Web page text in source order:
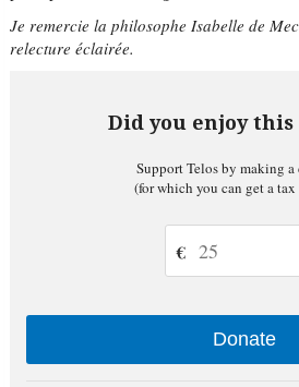
Je remercie la philosophe Isabelle de
relecture éclairée.
Did you enjoy
Support Telos by making
(for which you can get a
€
Donate